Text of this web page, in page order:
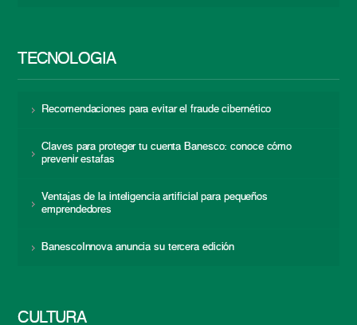
TECNOLOGÍA
Recomendaciones para evitar el fraude cibernético
Claves para proteger tu cuenta Banesco: conoce cómo
prevenir estafas
Ventajas de la inteligencia artificial para pequeños
emprendedores
BanescoInnova anuncia su tercera edición
CULTURA